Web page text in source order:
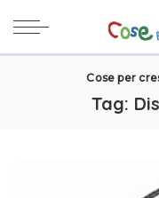
Cose per
Tag: